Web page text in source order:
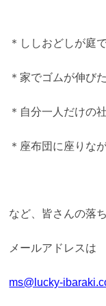
＊ししおどしが庭
＊家でゴムが伸び
＊自分一人だけの
＊座布団に座りな
など、皆さんの落
メールアドレスは
ms@lucky-